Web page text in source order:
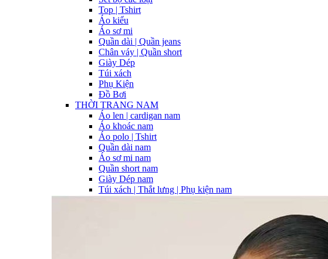
Top | Tshirt
Áo kiểu
Áo sơ mi
Quần dài | Quần jeans
Chân váy | Quần short
Giày Dép
Túi xách
Phụ Kiện
Đồ Bơi
THỜI TRANG NAM
Áo len | cardigan nam
Áo khoác nam
Áo polo | Tshirt
Quần dài nam
Áo sơ mi nam
Quần short nam
Giày Dép nam
Túi xách | Thắt lưng | Phụ kiện nam